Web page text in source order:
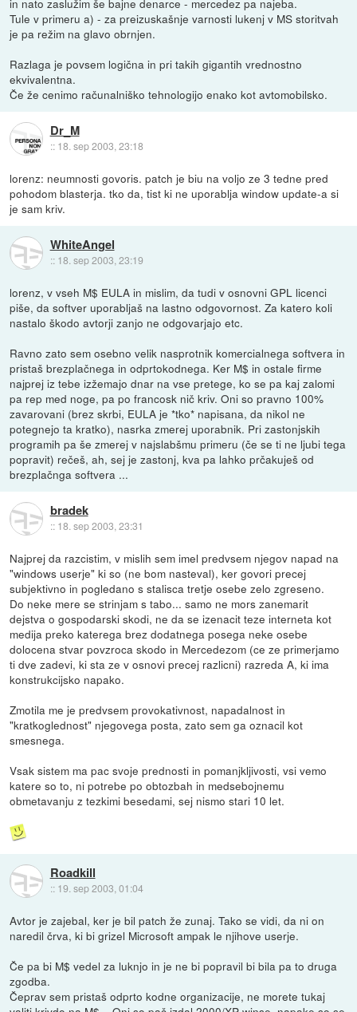
Tule v primeru a) - za preizuskašnje varnosti lukenj v MS storitvah
je pa režim na glavo obrnjen.
Razlaga je povsem logična in pri takih gigantih vrednostno
ekvivalentna.
Če že cenimo računalniško tehnologijo enako kot avtomobilsko.
Dr_M
:: 18. sep 2003, 23:18
lorenz: neumnosti govoris. patch je biu na voljo ze 3 tedne pred
pohodom blasterja. tko da, tist ki ne uporablja window update-a si
je sam kriv.
WhiteAngel
:: 18. sep 2003, 23:19
lorenz, v vseh M$ EULA in mislim, da tudi v osnovni GPL licenci
piše, da softver uporabljaš na lastno odgovornost. Za katero koli
nastalo škodo avtorji zanjo ne odgovarjajo etc.
Ravno zato sem osebno velik nasprotnik komercialnega softvera in
pristaš brezplačnega in odprtokodnega. Ker M$ in ostale firme
najprej iz tebe izžemajo dnar na vse pretege, ko se pa kaj zalomi
pa rep med noge, pa po francosk nič kriv. Oni so pravno 100%
zavarovani (brez skrbi, EULA je *tko* napisana, da nikol ne
potegnejo ta kratko), nasrka zmerej uporabnik. Pri zastonjskih
programih pa še zmerej v najslabšmu primeru (če se ti ne ljubi tega
popravit) rečeš, ah, sej je zastonj, kva pa lahko prčakuješ od
brezplačnga softvera ...
bradek
:: 18. sep 2003, 23:31
Najprej da razcistim, v mislih sem imel predvsem njegov napad na
"windows userje" ki so (ne bom nasteval), ker govori precej
subjektivno in pogledano s stalisca tretje osebe zelo zgreseno.
Do neke mere se strinjam s tabo... samo ne mors zanemarit
dejstva o gospodarski skodi, ne da se izenacit teze interneta kot
medija preko katerega brez dodatnega posega neke osebe
dolocena stvar povzroca skodo in Mercedezom (ce ze primerjamo
ti dve zadevi, ki sta ze v osnovi precej razlicni) razreda A, ki ima
konstrukcijsko napako.
Zmotila me je predvsem provokativnost, napadalnost in
"kratkoglednost" njegovega posta, zato sem ga oznacil kot
smesnega.
Vsak sistem ma pac svoje prednosti in pomanjkljivosti, vsi vemo
katere so to, ni potrebe po obtozbah in medsebojnemu
obmetavanju z tezkimi besedami, sej nismo stari 10 let.
Roadkill
:: 19. sep 2003, 01:04
Avtor je zajebal, ker je bil patch že zunaj. Tako se vidi, da ni on
naredil črva, ki bi grizel Microsoft ampak le njihove userje.
Če pa bi M$ vedel za luknjo in je ne bi popravil bi bila pa to druga
zgodba.
Čeprav sem pristaš odprto kodne organizacije, ne morete tukaj